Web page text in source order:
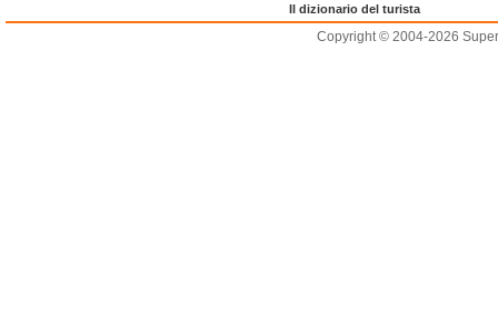
Il dizionario del turista
Copyright © 2004-2026